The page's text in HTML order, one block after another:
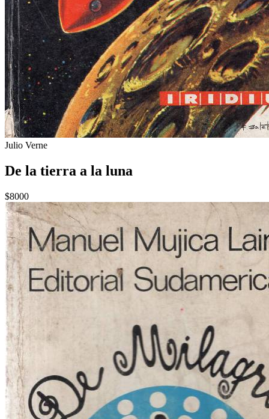
Julio Verne
De la tierra a la luna
$8000